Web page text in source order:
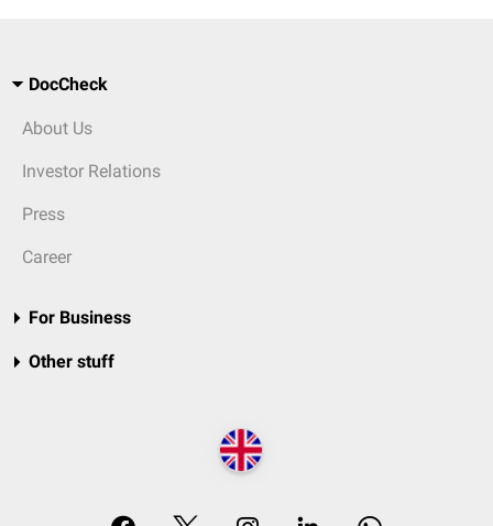
DocCheck
About Us
Investor Relations
Press
Career
For Business
Other stuff